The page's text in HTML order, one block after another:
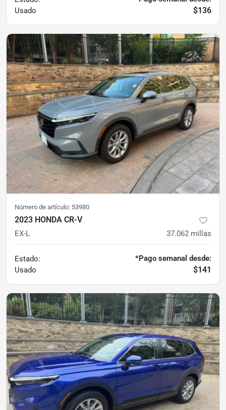
Usado
$136
Número de artículo: 53980
2023 HONDA CR-V
EX-L 37.062 millas
Estado:
Usado
*Pago semanal desde:
$141